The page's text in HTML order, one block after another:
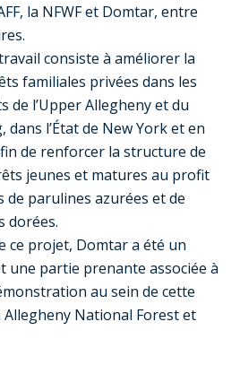
la NFWF et Domtar, entre
consiste à améliorer la
familiales privées dans les
de l’Upper Allegheny et du
dans l’État de New York et en
de renforcer la structure de
jeunes et matures au profit
de parulines azurées et de
dorées.
ce projet, Domtar a été un
une partie prenante associée à
au sein de cette
National Forest et